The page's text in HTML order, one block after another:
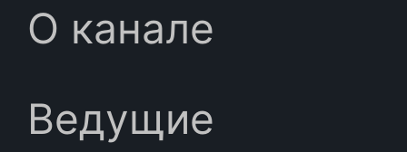
О канале
Ведущие